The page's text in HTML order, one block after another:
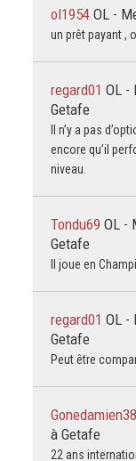
ol1954 OL -
un prêt payant ,
regard01 OL -
Getafe
Il n’y a pas
encore qu’il
niveau.
Tondu69 OL -
Getafe
Il joue en
regard01 OL -
Getafe
Peut être
Gonedamien38
à Getafe
22 ans